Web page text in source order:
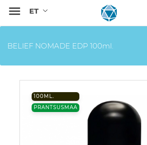

BELIEF NOMADE EDP 100ml.
100ML.
PRANTSUSMAA